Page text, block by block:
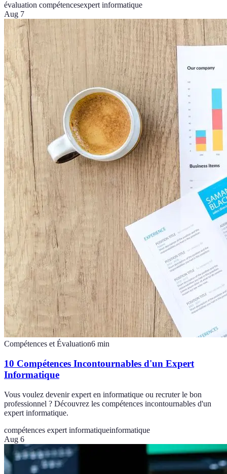
évaluation compétencesexpert informatique
Aug 7
Compétences et Évaluation6 min
10 Compétences Incontournables d'un Expert
Informatique
Vous voulez devenir expert en informatique ou recruter le bon
professionnel ? Découvrez les compétences incontournables d'un
expert informatique.
compétences expert informatiqueinformatique
Aug 6